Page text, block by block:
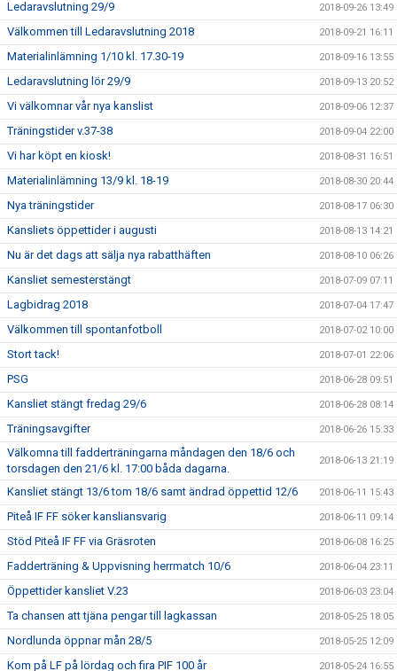
Ledaravslutning 29/9 2018-09-26 13:49
Välkommen till Ledaravslutning 2018 2018-09-21 16:11
Materialinlämning 1/10 kl. 17.30-19 2018-09-16 13:55
Ledaravslutning lör 29/9 2018-09-13 20:52
Vi välkomnar vår nya kanslist 2018-09-06 12:37
Träningstider v.37-38 2018-09-04 22:00
Vi har köpt en kiosk! 2018-08-31 16:51
Materialinlämning 13/9 kl. 18-19 2018-08-30 20:44
Nya träningstider 2018-08-17 06:30
Kansliets öppettider i augusti 2018-08-13 14:21
Nu är det dags att sälja nya rabatthäften 2018-08-10 06:26
Kansliet semesterstängt 2018-07-09 07:11
Lagbidrag 2018 2018-07-04 17:47
Välkommen till spontanfotboll 2018-07-02 10:00
Stort tack! 2018-07-01 22:06
PSG 2018-06-28 09:51
Kansliet stängt fredag 29/6 2018-06-28 08:14
Träningsavgifter 2018-06-26 15:33
Välkomna till fadderträningarna måndagen den 18/6 och
torsdagen den 21/6 kl. 17:00 båda dagarna.
2018-06-13 21:19
Kansliet stängt 13/6 tom 18/6 samt ändrad öppettid 12/6 2018-06-11 15:43
Piteå IF FF söker kansliansvarig 2018-06-11 09:14
Stöd Piteå IF FF via Gräsroten 2018-06-08 16:25
Fadderträning & Uppvisning herrmatch 10/6 2018-06-04 23:11
Öppettider kansliet V.23 2018-06-03 23:04
Ta chansen att tjäna pengar till lagkassan 2018-05-25 18:05
Nordlunda öppnar mån 28/5 2018-05-25 12:09
Kom på LF på lördag och fira PIF 100 år 2018-05-24 16:55